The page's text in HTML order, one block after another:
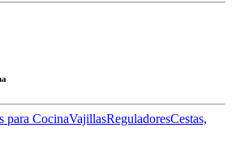
para CocinaVajillasReguladoresCestas,